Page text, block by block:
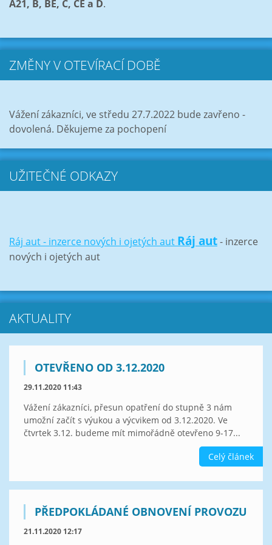
A21, B, BE, C, CE a D.
ZMĚNY V OTEVÍRACÍ DOBĚ
Vážení zákazníci, ve středu 27.7.2022 bude zavřeno -
dovolená. Děkujeme za pochopení
UŽITEČNÉ ODKAZY
Ráj aut - inzerce nových i ojetých aut Ráj aut- inzerce
nových i ojetých aut
AKTUALITY
OTEVŘENO OD 3.12.2020
29.11.2020 11:43
Vážení zákazníci, přesun opatření do stupně 3 nám
umožní začít s výukou a výcvikem od 3.12.2020. Ve
čtvrtek 3.12. budeme mít mimořádně otevřeno 9-17...
Celý článek
PŘEDPOKLÁDANÉ OBNOVENÍ PROVOZU
21.11.2020 12:17